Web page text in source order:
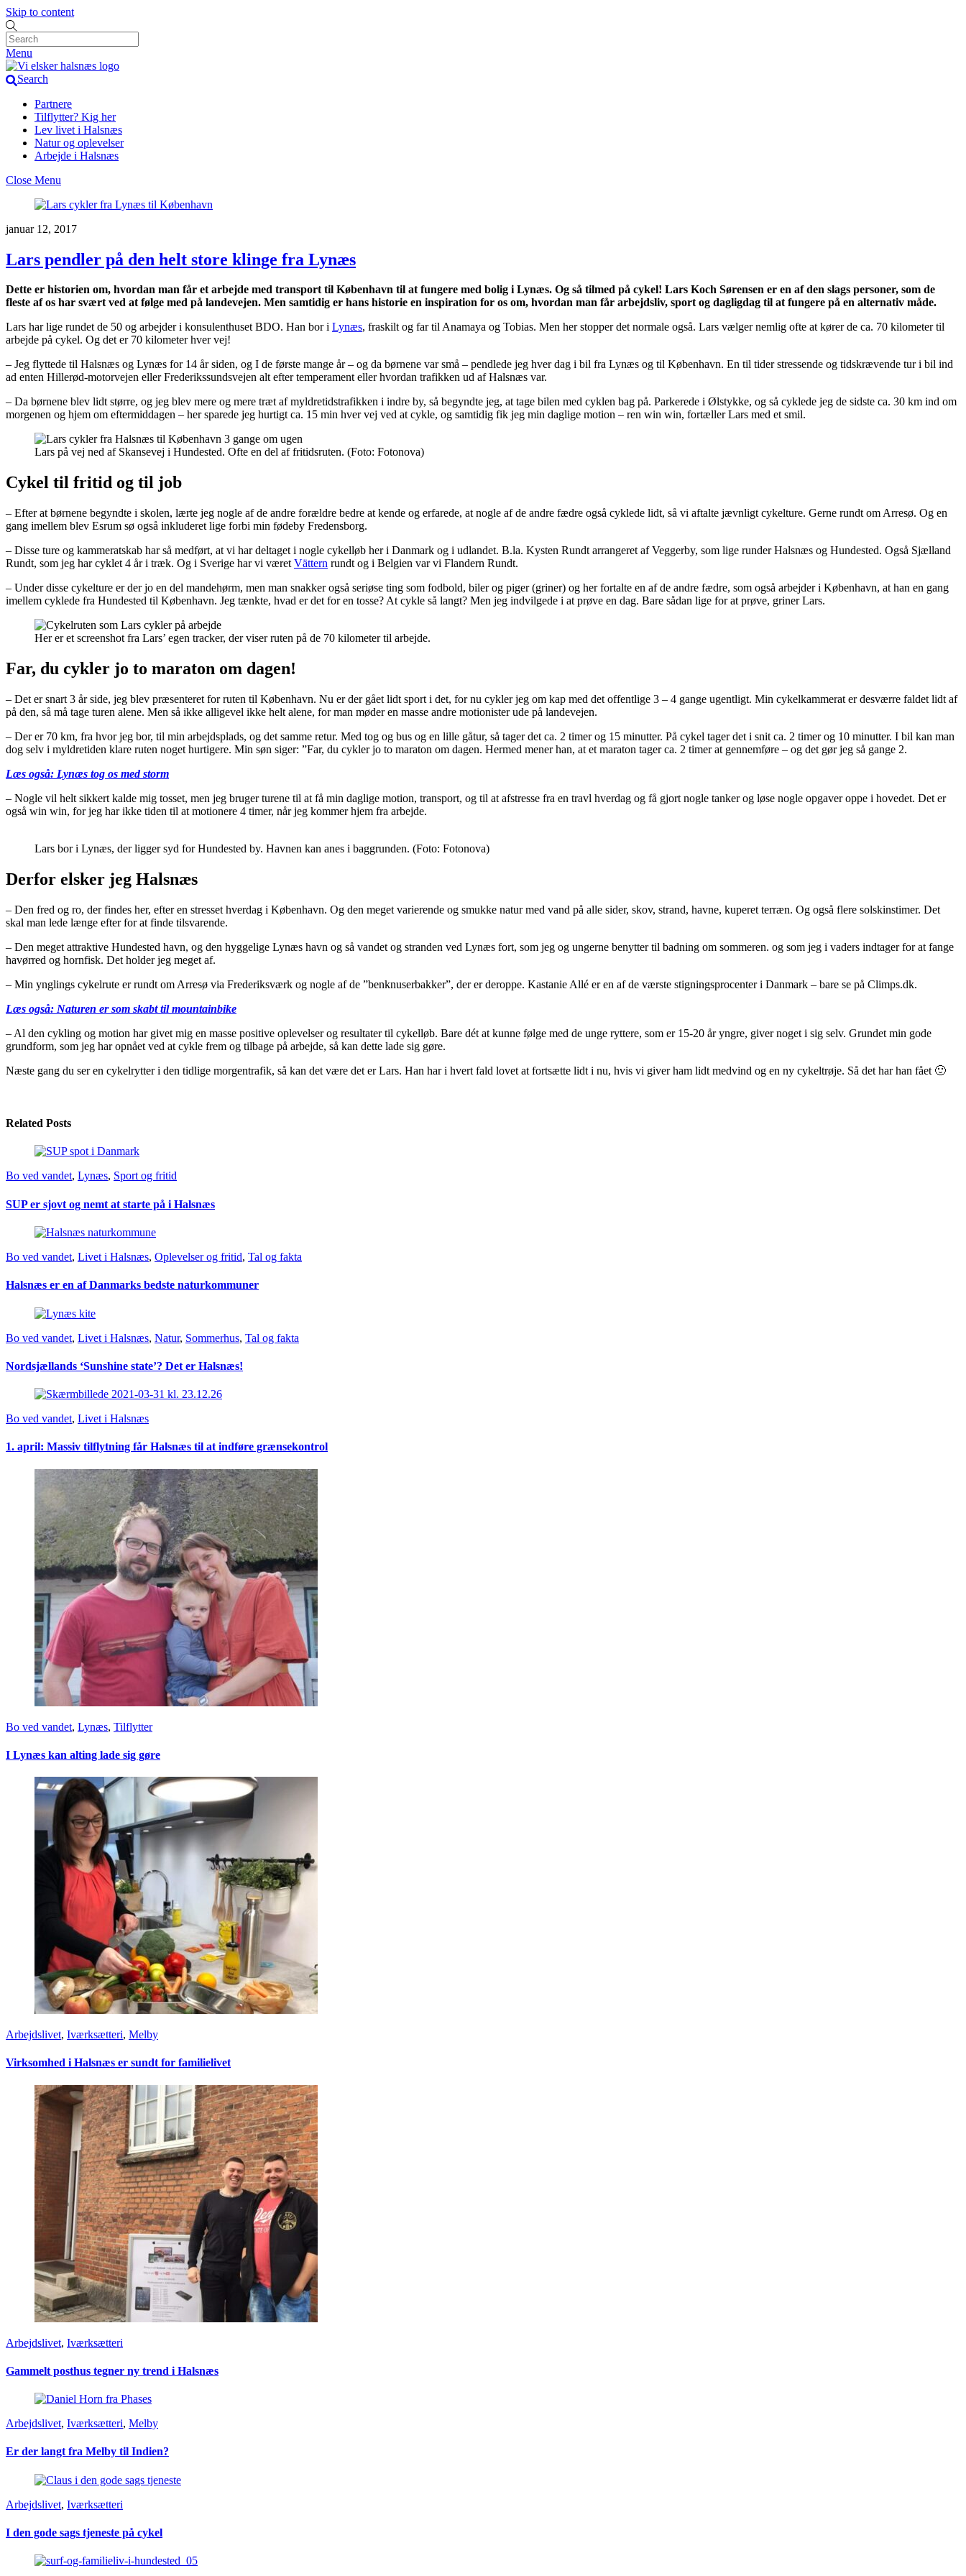
Skip to content
Menu
Search
Partnere
Tilflytter? Kig her
Lev livet i Halsnæs
Natur og oplevelser
Arbejde i Halsnæs
Close Menu
januar 12, 2017
Lars pendler på den helt store klinge fra Lynæs
Dette er historien om, hvordan man får et arbejde med transport til København til at fungere med bolig i Lynæs. Og så tilmed på cykel! Lars Koch Sørensen er en af den slags personer, som de
fleste af os har svært ved at følge med på landevejen. Men samtidig er hans historie en inspiration for os om, hvordan man får arbejdsliv, sport og dagligdag til at fungere på en alternativ måde.
Lars har lige rundet de 50 og arbejder i konsulenthuset BDO. Han bor i Lynæs, fraskilt og far til Anamaya og Tobias. Men her stopper det normale også. Lars vælger nemlig ofte at kører de ca. 70 kilometer til
arbejde på cykel. Og det er 70 kilometer hver vej!
– Jeg flyttede til Halsnæs og Lynæs for 14 år siden, og I de første mange år – og da børnene var små – pendlede jeg hver dag i bil fra Lynæs og til København. En til tider stressende og tidskrævende tur i bil ind
ad enten Hillerød-motorvejen eller Frederikssundsvejen alt efter temperament eller hvordan trafikken ud af Halsnæs var.
– Da børnene blev lidt større, og jeg blev mere og mere træt af myldretidstrafikken i indre by, så begyndte jeg, at tage bilen med cyklen bag på. Parkerede i Ølstykke, og så cyklede jeg de sidste ca. 30 km ind om
morgenen og hjem om eftermiddagen – her sparede jeg hurtigt ca. 15 min hver vej ved at cykle, og samtidig fik jeg min daglige motion – ren win win, fortæller Lars med et smil.
Lars på vej ned af Skansevej i Hundested. Ofte en del af fritidsruten. (Foto: Fotonova)
Cykel til fritid og til job
– Efter at børnene begyndte i skolen, lærte jeg nogle af de andre forældre bedre at kende og erfarede, at nogle af de andre fædre også cyklede lidt, så vi aftalte jævnligt cykelture. Gerne rundt om Arresø. Og en
gang imellem blev Esrum sø også inkluderet lige forbi min fødeby Fredensborg.
– Disse ture og kammeratskab har så medført, at vi har deltaget i nogle cykelløb her i Danmark og i udlandet. B.la. Kysten Rundt arrangeret af Veggerby, som lige runder Halsnæs og Hundested. Også Sjælland
Rundt, som jeg har cyklet 4 år i træk. Og i Sverige har vi været Vättern rundt og i Belgien var vi Flandern Rundt.
– Under disse cykelture er der jo en del mandehørm, men man snakker også seriøse ting som fodbold, biler og piger (griner) og her fortalte en af de andre fædre, som også arbejder i København, at han en gang
imellem cyklede fra Hundested til København. Jeg tænkte, hvad er det for en tosse? At cykle så langt? Men jeg indvilgede i at prøve en dag. Bare sådan lige for at prøve, griner Lars.
Her er et screenshot fra Lars’ egen tracker, der viser ruten på de 70 kilometer til arbejde.
Far, du cykler jo to maraton om dagen!
– Det er snart 3 år side, jeg blev præsenteret for ruten til København. Nu er der gået lidt sport i det, for nu cykler jeg om kap med det offentlige 3 – 4 gange ugentligt. Min cykelkammerat er desværre faldet lidt af
på den, så må tage turen alene. Men så ikke alligevel ikke helt alene, for man møder en masse andre motionister ude på landevejen.
– Der er 70 km, fra hvor jeg bor, til min arbejdsplads, og det samme retur. Med tog og bus og en lille gåtur, så tager det ca. 2 timer og 15 minutter. På cykel tager det i snit ca. 2 timer og 10 minutter. I bil kan man
dog selv i myldretiden klare ruten noget hurtigere. Min søn siger: ”Far, du cykler jo to maraton om dagen. Hermed mener han, at et maraton tager ca. 2 timer at gennemføre – og det gør jeg så gange 2.
Læs også: Lynæs tog os med storm
– Nogle vil helt sikkert kalde mig tosset, men jeg bruger turene til at få min daglige motion, transport, og til at afstresse fra en travl hverdag og få gjort nogle tanker og løse nogle opgaver oppe i hovedet. Det er
også win win, for jeg har ikke tiden til at motionere 4 timer, når jeg kommer hjem fra arbejde.
Lars bor i Lynæs, der ligger syd for Hundested by. Havnen kan anes i baggrunden. (Foto: Fotonova)
Derfor elsker jeg Halsnæs
– Den fred og ro, der findes her, efter en stresset hverdag i København. Og den meget varierende og smukke natur med vand på alle sider, skov, strand, havne, kuperet terræn. Og også flere solskinstimer. Det
skal man lede længe efter for at finde tilsvarende.
– Den meget attraktive Hundested havn, og den hyggelige Lynæs havn og så vandet og stranden ved Lynæs fort, som jeg og ungerne benytter til badning om sommeren. og som jeg i vaders indtager for at fange
havørred og hornfisk. Det holder jeg meget af.
– Min ynglings cykelrute er rundt om Arresø via Frederiksværk og nogle af de ”benknuserbakker”, der er deroppe. Kastanie Allé er en af de værste stigningsprocenter i Danmark – bare se på Climps.dk.
Læs også: Naturen er som skabt til mountainbike
– Al den cykling og motion har givet mig en masse positive oplevelser og resultater til cykelløb. Bare dét at kunne følge med de unge ryttere, som er 15-20 år yngre, giver noget i sig selv. Grundet min gode
grundform, som jeg har opnået ved at cykle frem og tilbage på arbejde, så kan dette lade sig gøre.
Næste gang du ser en cykelrytter i den tidlige morgentrafik, så kan det være det er Lars. Han har i hvert fald lovet at fortsætte lidt i nu, hvis vi giver ham lidt medvind og en ny cykeltrøje. Så det har han fået 🙂
Related Posts
Bo ved vandet, Lynæs, Sport og fritid
SUP er sjovt og nemt at starte på i Halsnæs
Bo ved vandet, Livet i Halsnæs, Oplevelser og fritid, Tal og fakta
Halsnæs er en af Danmarks bedste naturkommuner
Bo ved vandet, Livet i Halsnæs, Natur, Sommerhus, Tal og fakta
Nordsjællands ‘Sunshine state’? Det er Halsnæs!
Bo ved vandet, Livet i Halsnæs
1. april: Massiv tilflytning får Halsnæs til at indføre grænsekontrol
Bo ved vandet, Lynæs, Tilflytter
I Lynæs kan alting lade sig gøre
Arbejdslivet, Iværksætteri, Melby
Virksomhed i Halsnæs er sundt for familielivet
Arbejdslivet, Iværksætteri
Gammelt posthus tegner ny trend i Halsnæs
Arbejdslivet, Iværksætteri, Melby
Er der langt fra Melby til Indien?
Arbejdslivet, Iværksætteri
I den gode sags tjeneste på cykel